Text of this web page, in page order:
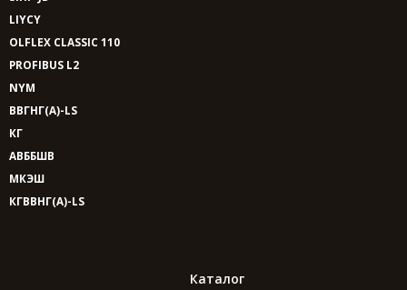
LIYCY
OLFLEX CLASSIC 110
PROFIBUS L2
NYM
ВВГНГ(A)-LS
КГ
АВББШВ
МКЭШ
КГВВНГ(A)-LS
Каталог